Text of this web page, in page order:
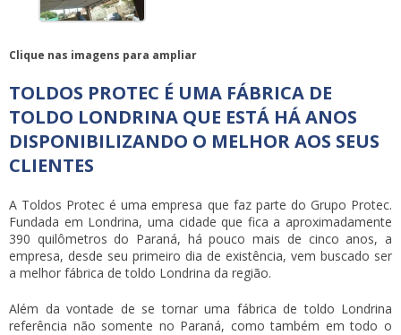
Clique nas imagens para ampliar
TOLDOS PROTEC É UMA FÁBRICA DE
TOLDO LONDRINA QUE ESTÁ HÁ ANOS
DISPONIBILIZANDO O MELHOR AOS SEUS
CLIENTES
A Toldos Protec é uma empresa que faz parte do Grupo Protec.
Fundada em Londrina, uma cidade que fica a aproximadamente
390 quilômetros do Paraná, há pouco mais de cinco anos, a
empresa, desde seu primeiro dia de existência, vem buscado ser
a melhor fábrica de toldo Londrina da região.
Além da vontade de se tornar uma fábrica de toldo Londrina
referência não somente no Paraná, como também em todo o